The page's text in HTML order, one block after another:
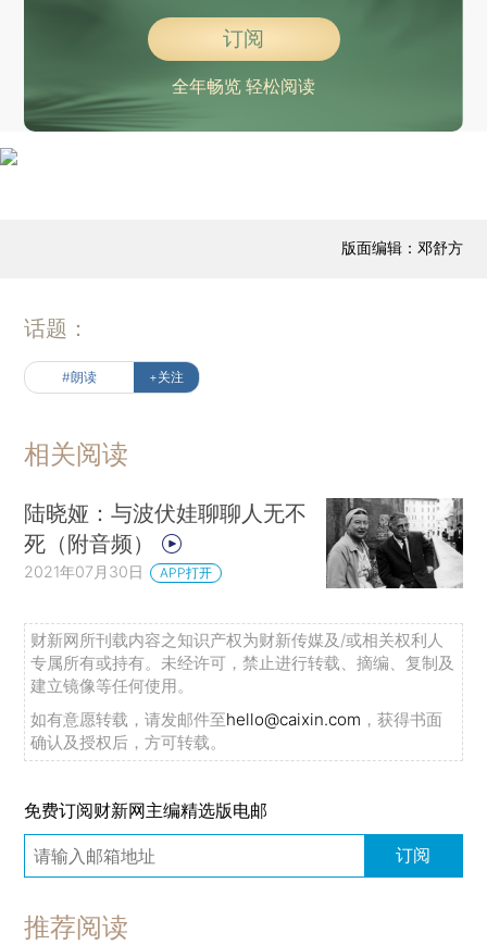
订阅
全年畅览 轻松阅读
版面编辑：邓舒方
话题：
#朗读 +关注
相关阅读
陆晓娅：与波伏娃聊聊人无不
死（附音频）
2021年07月30日 APP打开
财新网所刊载内容之知识产权为财新传媒及/或相关权利人
专属所有或持有。未经许可，禁止进行转载、摘编、复制及
建立镜像等任何使用。
如有意愿转载，请发邮件至hello@caixin.com ，获得书面
确认及授权后，方可转载。
免费订阅财新网主编精选版电邮
订阅
推荐阅读